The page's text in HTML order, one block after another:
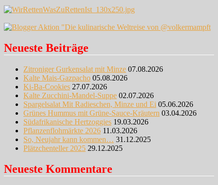
Neueste Beiträge
Zitroniger Gurkensalat mit Minze 07.08.2026
Kalte Mais-Gazpacho 05.08.2026
Ki-Ba-Cookies 27.07.2026
Kalte Zucchini-Mandel-Suppe 02.07.2026
Spargelsalat Mit Radieschen, Minze und Ei 05.06.2026
Grünes Hummus mit Grüne-Sauce-Kräutern 03.04.2026
Südafrikanische Hertzoggies 19.03.2026
Pflanzenflohmärkte 2026 11.03.2026
So, Neujahr kann kommen… 31.12.2025
Plätzchenteller 2025 29.12.2025
Neueste Kommentare